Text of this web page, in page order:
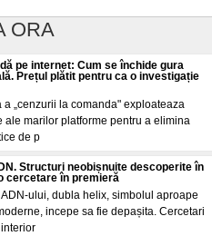
ORA
pe internet: Cum se închide gura
Prețul plătit pentru ca o investigație
a „cenzurii la comanda" exploateaza
ale marilor platforme pentru a elimina
de p
Structuri neobișnuite descoperite în
cercetare în premieră
ului, dubla helix, simbolul aproape
incepe sa fie depașita. Cercetari